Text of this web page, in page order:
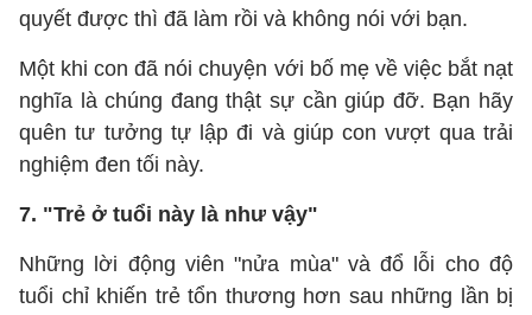
quyết được thì đã làm rồi và không nói với bạn.
Một khi con đã nói chuyện với bố mẹ về việc bắt nạt
nghĩa là chúng đang thật sự cần giúp đỡ. Bạn hãy
quên tư tưởng tự lập đi và giúp con vượt qua trải
nghiệm đen tối này.
7. "Trẻ ở tuổi này là như vậy"
Những lời động viên "nửa mùa" và đổ lỗi cho độ
tuổi chỉ khiến trẻ tổn thương hơn sau những lần bị